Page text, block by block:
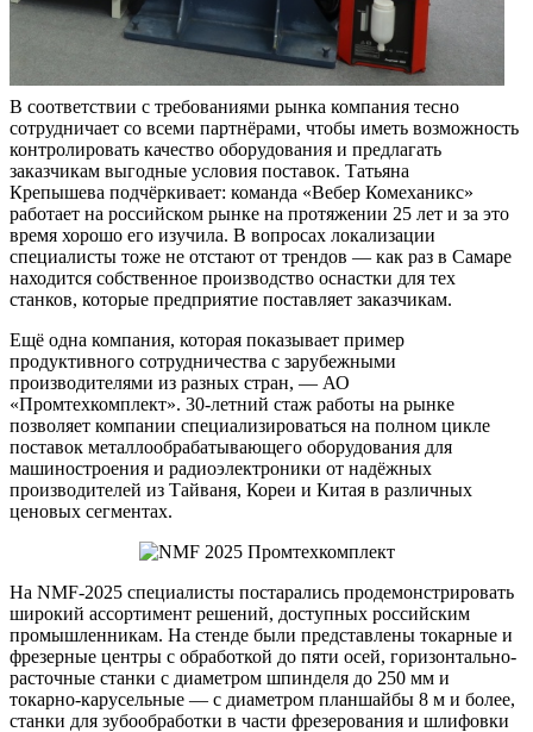
В соответствии с требованиями рынка компания тесно
сотрудничает со всеми партнёрами, чтобы иметь возможность
контролировать качество оборудования и предлагать
заказчикам выгодные условия поставок. Татьяна
Крепышева подчёркивает: команда «Вебер Комеханикс»
работает на российском рынке на протяжении 25 лет и за это
время хорошо его изучила. В вопросах локализации
специалисты тоже не отстают от трендов — как раз в Самаре
находится собственное производство оснастки для тех
станков, которые предприятие поставляет заказчикам.
Ещё одна компания, которая показывает пример
продуктивного сотрудничества с зарубежными
производителями из разных стран, — АО
«Промтехкомплект». 30-летний стаж работы на рынке
позволяет компании специализироваться на полном цикле
поставок металлообрабатывающего оборудования для
машиностроения и радиоэлектроники от надёжных
производителей из Тайваня, Кореи и Китая в различных
ценовых сегментах.
На NMF-2025 специалисты постарались продемонстрировать
широкий ассортимент решений, доступных российским
промышленникам. На стенде были представлены токарные и
фрезерные центры с обработкой до пяти осей, горизонтально-
расточные станки с диаметром шпинделя до 250 мм и
токарно-карусельные — с диаметром планшайбы 8 м и более,
станки для зубообработки в части фрезерования и шлифовки